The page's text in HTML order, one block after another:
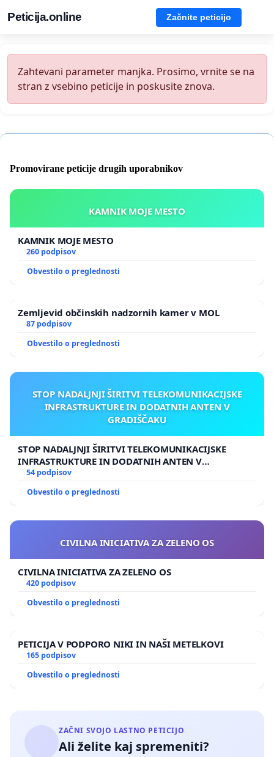
Peticija.online Začnite peticijo
Zahtevani parameter manjka. Prosimo, vrnite se na
stran z vsebino peticije in poskusite znova.
Promovirane peticije drugih uporabnikov
KAMNIK MOJE MESTO
KAMNIK MOJE MESTO
260 podpisov
Obvestilo o preglednosti
Zemljevid občinskih nadzornih kamer v MOL
87 podpisov
Obvestilo o preglednosti
STOP NADALJNJI ŠIRITVI TELEKOMUNIKACIJSKE
INFRASTRUKTURE IN DODATNIH ANTEN V
GRADIŠČAKU
STOP NADALJNJI ŠIRITVI TELEKOMUNIKACIJSKE
INFRASTRUKTURE IN DODATNIH ANTEN V
GRADIŠČAKU
54 podpisov
Obvestilo o preglednosti
CIVILNA INICIATIVA ZA ZELENO OS
CIVILNA INICIATIVA ZA ZELENO OS
420 podpisov
Obvestilo o preglednosti
PETICIJA V PODPORO NIKI IN NAŠI METELKOVI
165 podpisov
Obvestilo o preglednosti
ZAČNI SVOJO LASTNO PETICIJO
Ali želite kaj spremeniti?